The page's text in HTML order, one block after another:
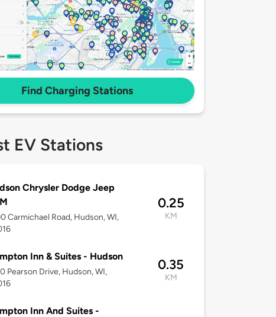
Find Charging Stations
EV Stations
Chrysler Dodge Jeep
Carmichael Road, Hudson, WI,
0.25
KM
Inn & Suites - Hudson
Pearson Drive, Hudson, WI,
0.35
KM
Inn And Suites -